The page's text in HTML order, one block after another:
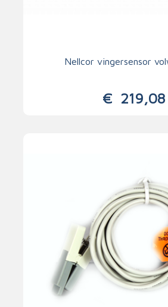
Nellcor vingersensor
€219,08